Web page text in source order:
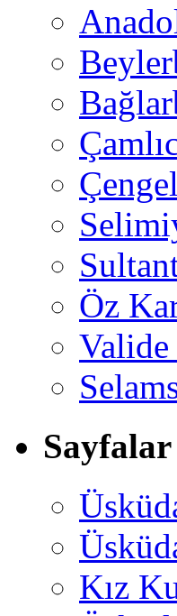
Öz
Sayfalar
Kız